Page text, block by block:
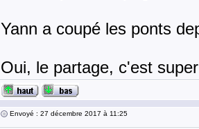
Yann a coupé les ponts
Oui, le partage, c'est
Envoyé : 27 décembre 2017 à 11:25